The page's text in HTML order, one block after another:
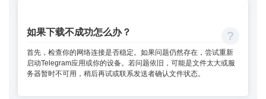
如果下载不成功怎么办？
首先，检查你的网络连接是否稳定。如果问题仍然存在，尝试重新
启动Telegram应用或你的设备。若问题依旧，可能是文件太大或服
务器暂时不可用，稍后再试或联系发送者确认文件状态。